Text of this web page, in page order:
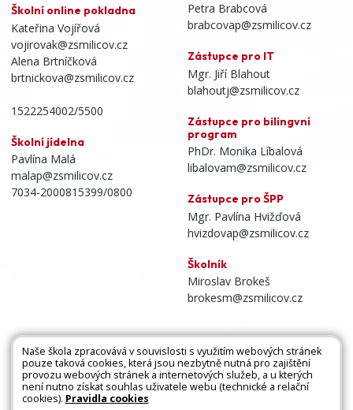
Školní online pokladna
Kateřina Vojířová
vojirovak@zsmilicov.cz
Alena Brtníčková
brtnickova@zsmilicov.cz
1522254002/5500
Školní jídelna
Pavlína Malá
malap@zsmilicov.cz
7034-2000815399/0800
Petra Brabcová
brabcovap@zsmilicov.cz
Zástupce pro IT
Mgr. Jiří Blahout
blahoutj@zsmilicov.cz
Zástupce pro bilingvní
program
PhDr. Monika Líbalová
libalovam@zsmilicov.cz
Zástupce pro ŠPP
Mgr. Pavlína Hvižďová
hvizdovap@zsmilicov.cz
Školník
Miroslav Brokeš
brokesm@zsmilicov.cz
Všechna práva vyhrazena. Copyright © 2026 |
Mapa stránek|Kontakty|Přihlásit|Prohlášení
o přístupnosti|
Naše škola zpracovává v souvislosti s využitím webových stránek
pouze taková cookies, která jsou nezbytně nutná pro zajištění
provozu webových stránek a internetových služeb, a u kterých
není nutno získat souhlas uživatele webu (technické a relační
cookies). Pravidla cookies